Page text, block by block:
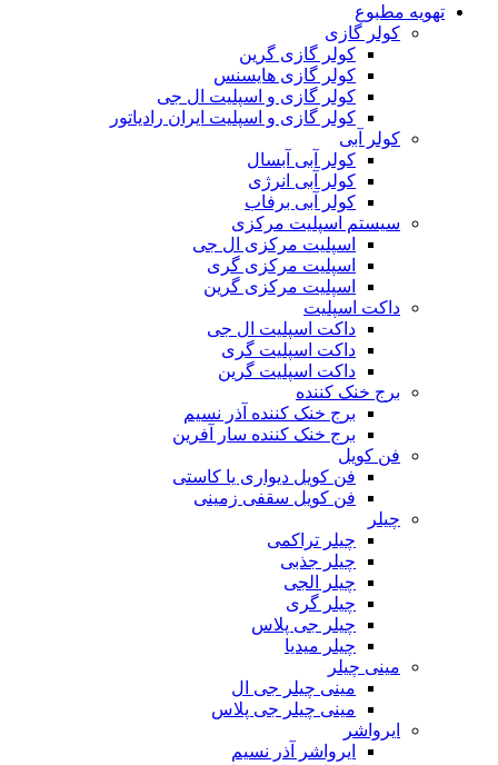
تهویه مطبوع
کولر گازی
کولر گازی گرین
کولر گازی هایسنس
کولر گازی و اسپلیت ال جی
کولر گازی و اسپلیت ایران رادیاتور
کولر آبی
کولر آبی آبسال
کولر آبی انرژی
کولر آبی برفاب
سیستم اسپلیت مرکزی
اسپلیت مرکزی ال جی
اسپلیت مرکزی گری
اسپلیت مرکزی گرین
داکت اسپلیت
داکت اسپلیت ال جی
داکت اسپلیت گری
داکت اسپلیت گرین
برج خنک کننده
برج خنک کننده آذر نسیم
برج خنک کننده سار آفرین
فن کویل
فن کویل دیواری یا کاستی
فن کویل سقفی زمینی
چیلر
چیلر تراکمی
چیلر جذبی
چیلر الجی
چیلر گری
چیلر جی پلاس
چیلر میدیا
مینی چیلر
مینی چیلر جی ال
مینی چیلر جی پلاس
ایرواشر
ایرواشر آذر نسیم